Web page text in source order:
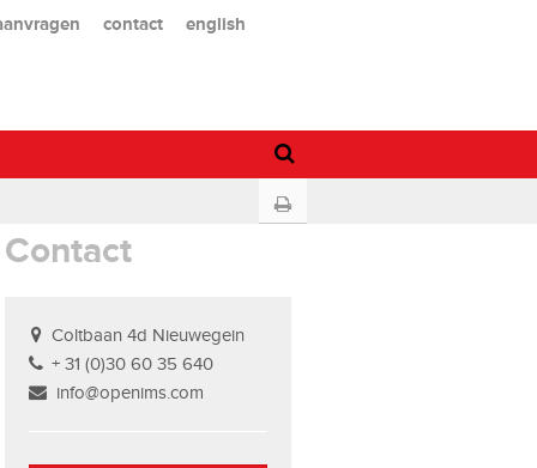
contact english
Contact
Coltbaan 4d Nieuwegein
+ 31 (0)30 60 35 640
info@openims.com